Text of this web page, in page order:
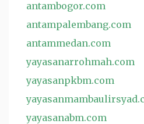
antambogor.com
antampalembang.com
antammedan.com
yayasanarrohmah.com
yayasanpkbm.com
yayasanabm.com